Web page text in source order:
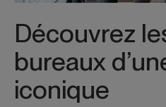
Découvrez
bureaux
iconique